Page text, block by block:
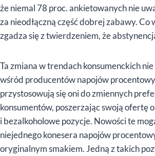
że niemal 78 proc. ankietowanych nie
za nieodłączną część dobrej zabawy. Co
zgadza się z twierdzeniem, że
Ta zmiana w trendach konsumenckich nie
wśród producentów napojów
przystosowują się oni do zmiennych
konsumentów, poszerzając swoją ofertę
i bezalkoholowe pozycje. Nowości te
niejednego konesera napojów
oryginalnym smakiem. Jedną z takich